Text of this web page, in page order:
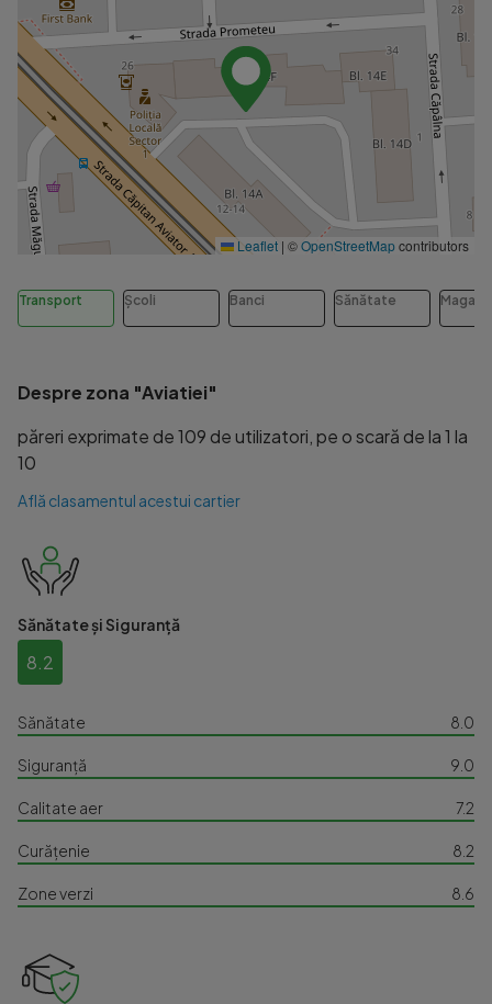
Leaflet | ©OpenStreetMapcontributors
Transport Școli Banci Sănătate
Despre zona "Aviatiei"
păreri exprimate de 109 de utilizatori, pe o scară de la 1 la
10
Află clasamentul acestui cartier
Sănătate și Siguranță
8.2
Sănătate 8.0
Siguranță 9.0
Calitate aer 7.2
Curățenie 8.2
Zone verzi 8.6